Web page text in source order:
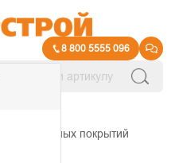
8 800 5555 096
напольных покрытий